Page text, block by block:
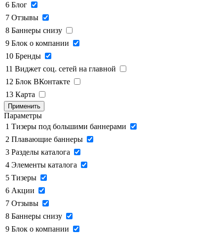
6 Блог
7 Отзывы
8 Баннеры снизу
9 Блок о компании
10 Бренды
11 Виджет соц. сетей на главной
12 Блок ВКонтакте
13 Карта
Применить
Параметры
1 Тизеры под большими баннерами
2 Плавающие баннеры
3 Разделы каталога
4 Элементы каталога
5 Тизеры
6 Акции
7 Отзывы
8 Баннеры снизу
9 Блок о компании